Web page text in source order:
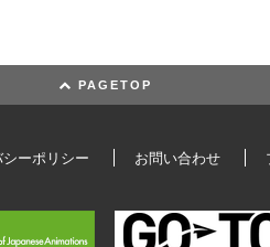
PAGETOP
ーポリシー お問い合わせ